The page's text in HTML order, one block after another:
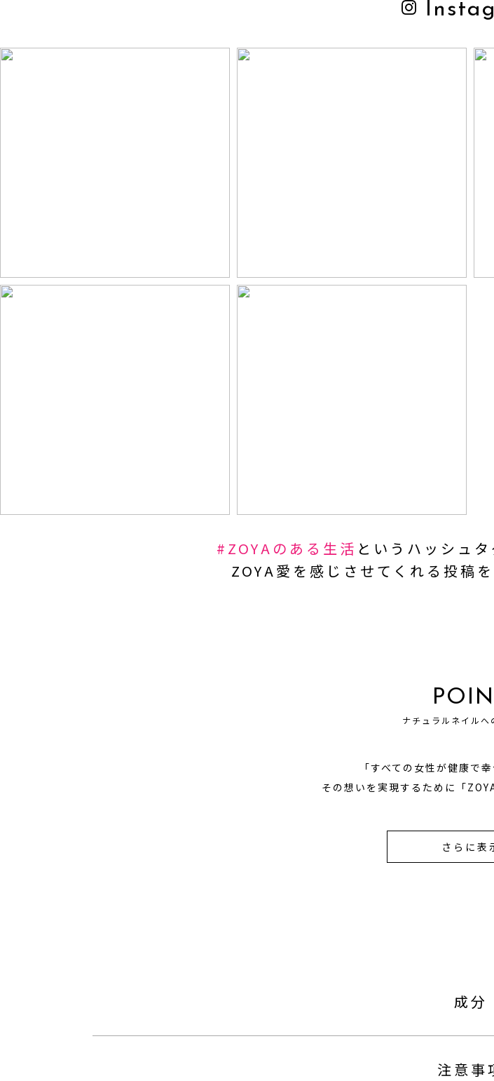
#ZOYAのある生活 という ハッシュ
ZOYA愛を感じさせてくれる投稿を
ナチュラルネイルへ
「すべての女性が健康で
その想いを実現するために 「
成分
注意事